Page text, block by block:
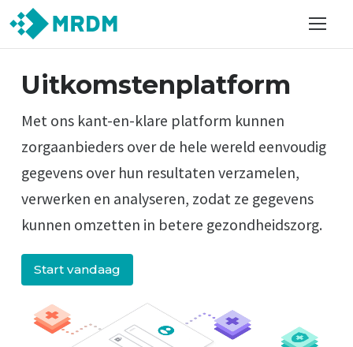
Uitkomsten­platform
Met ons kant-en-klare platform kunnen
zorgaanbieders over de hele wereld eenvoudig
gegevens over hun resultaten verzamelen,
verwerken en analyseren, zodat ze gegevens
kunnen omzetten in betere gezondheidszorg.
Start vandaag